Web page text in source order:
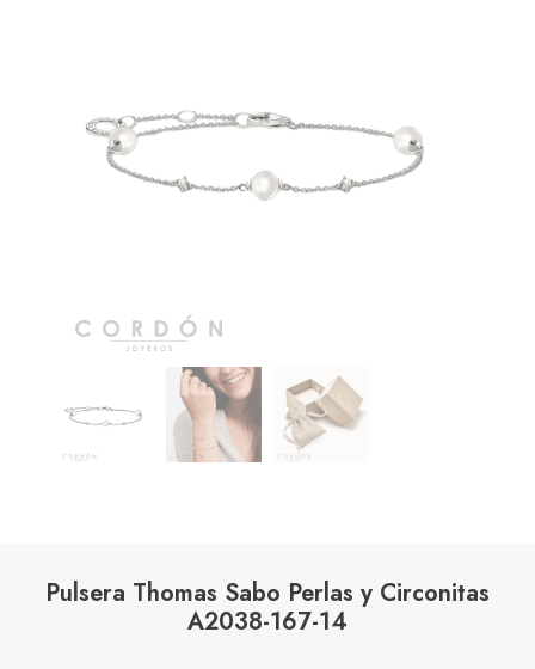
Pulsera Thomas Sabo Perlas y Circonitas
A2038-167-14